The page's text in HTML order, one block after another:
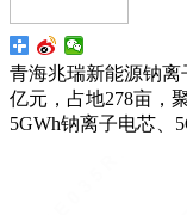
青海兆瑞新能源钠离
亿元，占地278亩，
5GWh钠离子电芯、